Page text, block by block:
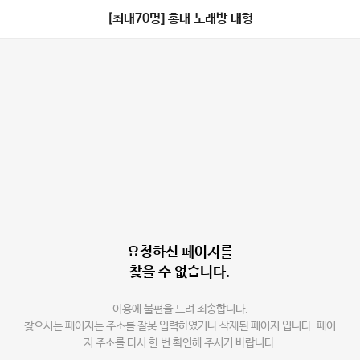
[최대70명] 홍대 노래방 대형
요청하신 페이지를
찾을 수 없습니다.
이용에 불편을 드려 죄송합니다.
찾으시는 페이지는 주소를 잘못 입력하였거나 삭제된 페이지 입니다. 페이
지 주소를 다시 한 번 확인해 주시기 바랍니다.